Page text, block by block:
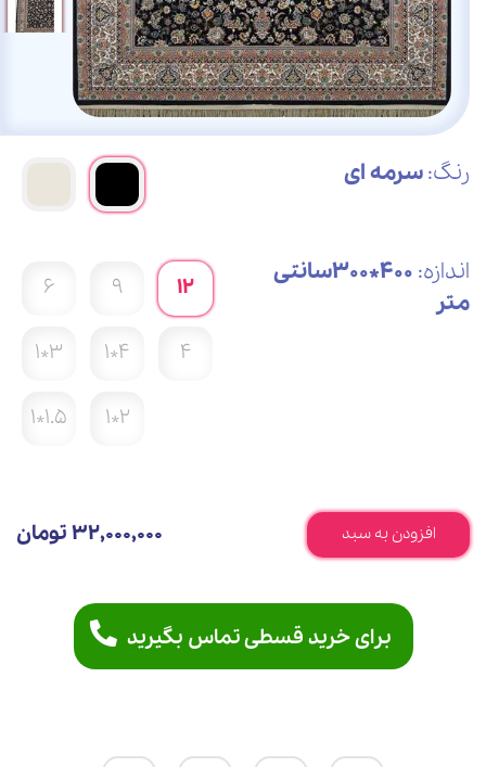
رنگ:سرمه ای
اندازه:
400*300سانتی
متر
12
9
6
4
4*1
3*1
2*1
1.5*1
افزودن به سبد 32,000,000 تومان
برای خرید قسطی تماس بگیرید